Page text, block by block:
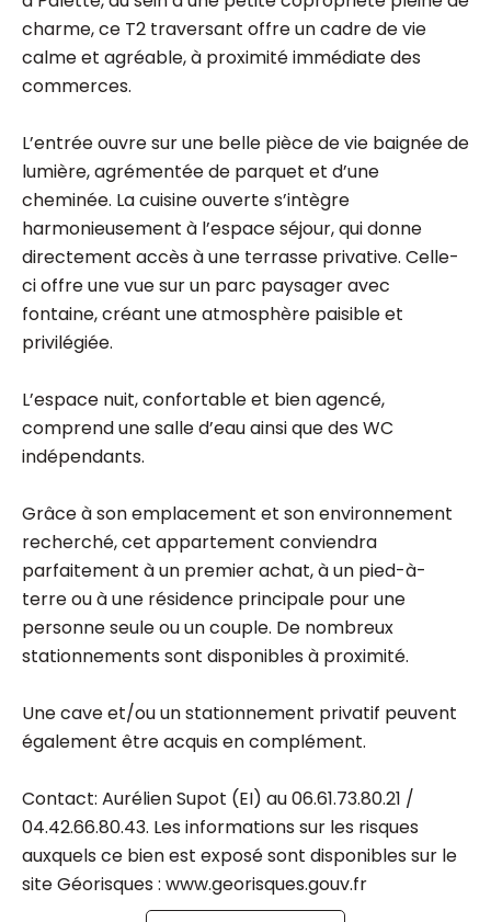
charme, ce T2 traversant offre un cadre de vie
calme et agréable, à proximité immédiate des
commerces.
L’entrée ouvre sur une belle pièce de vie baignée de
lumière, agrémentée de parquet et d’une
cheminée. La cuisine ouverte s’intègre
harmonieusement à l’espace séjour, qui donne
directement accès à une terrasse privative. Celle-
ci offre une vue sur un parc paysager avec
fontaine, créant une atmosphère paisible et
privilégiée.
L’espace nuit, confortable et bien agencé,
comprend une salle d’eau ainsi que des WC
indépendants.
Grâce à son emplacement et son environnement
recherché, cet appartement conviendra
parfaitement à un premier achat, à un pied-à-
terre ou à une résidence principale pour une
personne seule ou un couple. De nombreux
stationnements sont disponibles à proximité.
Une cave et/ou un stationnement privatif peuvent
également être acquis en complément.
Contact: Aurélien Supot (EI) au 06.61.73.80.21 /
04.42.66.80.43. Les informations sur les risques
auxquels ce bien est exposé sont disponibles sur le
site Géorisques : www.georisques.gouv.fr